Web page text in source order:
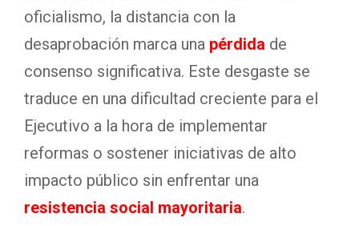
oficialismo, la distancia con la
desaprobación marca una pérdida de
consenso significativa. Este desgaste se
traduce en una dificultad creciente para el
Ejecutivo a la hora de implementar
reformas o sostener iniciativas de alto
impacto público sin enfrentar una
resistencia social mayoritaria.